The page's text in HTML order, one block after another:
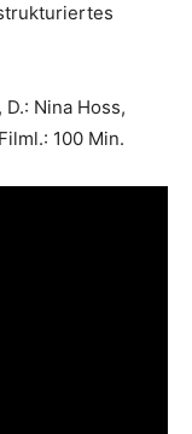
D.: Nina Hoss,
100 Min.